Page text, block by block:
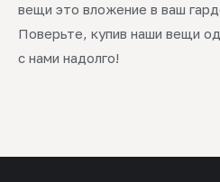
вещи это вложение в ваш
Поверьте, купив наши вещи
с нами надолго!